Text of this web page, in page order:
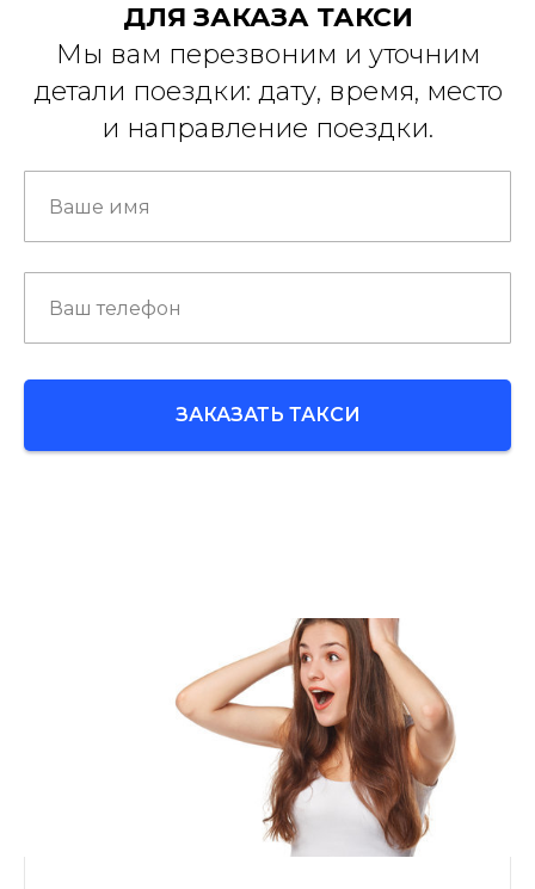
ДЛЯ ЗАКАЗА ТАКСИ
Мы вам перезвоним и уточним
детали поездки: дату, время, место
и направление поездки.
ЗАКАЗАТЬ ТАКСИ